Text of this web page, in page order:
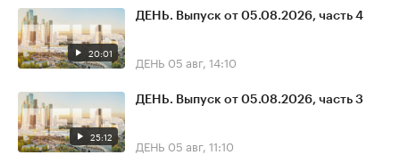
20:01
ДЕНЬ. Выпуск от 05.08.2026, часть 4
ДЕНЬ 05 авг, 14:10
25:12
ДЕНЬ. Выпуск от 05.08.2026, часть 3
ДЕНЬ 05 авг, 11:10